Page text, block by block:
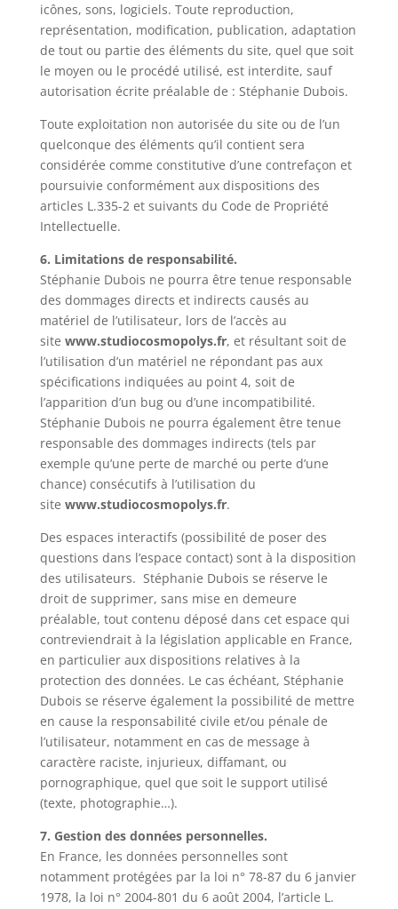
icônes, sons, logiciels. Toute reproduction,
représentation, modification, publication, adaptation
de tout ou partie des éléments du site, quel que soit
le moyen ou le procédé utilisé, est interdite, sauf
autorisation écrite préalable de : Stéphanie Dubois.
Toute exploitation non autorisée du site ou de l’un
quelconque des éléments qu’il contient sera
considérée comme constitutive d’une contrefaçon et
poursuivie conformément aux dispositions des
articles L.335-2 et suivants du Code de Propriété
Intellectuelle.
6. Limitations de responsabilité.
Stéphanie Dubois ne pourra être tenue responsable
des dommages directs et indirects causés au
matériel de l’utilisateur, lors de l’accès au
site www.studiocosmopolys.fr, et résultant soit de
l’utilisation d’un matériel ne répondant pas aux
spécifications indiquées au point 4, soit de
l’apparition d’un bug ou d’une incompatibilité.
Stéphanie Dubois ne pourra également être tenue
responsable des dommages indirects (tels par
exemple qu’une perte de marché ou perte d’une
chance) consécutifs à l’utilisation du
site www.studiocosmopolys.fr.
Des espaces interactifs (possibilité de poser des
questions dans l’espace contact) sont à la disposition
des utilisateurs. Stéphanie Dubois se réserve le
droit de supprimer, sans mise en demeure
préalable, tout contenu déposé dans cet espace qui
contreviendrait à la législation applicable en France,
en particulier aux dispositions relatives à la
protection des données. Le cas échéant, Stéphanie
Dubois se réserve également la possibilité de mettre
en cause la responsabilité civile et/ou pénale de
l’utilisateur, notamment en cas de message à
caractère raciste, injurieux, diffamant, ou
pornographique, quel que soit le support utilisé
(texte, photographie…).
7. Gestion des données personnelles.
En France, les données personnelles sont
notamment protégées par la loi n° 78-87 du 6 janvier
1978, la loi n° 2004-801 du 6 août 2004, l’article L.